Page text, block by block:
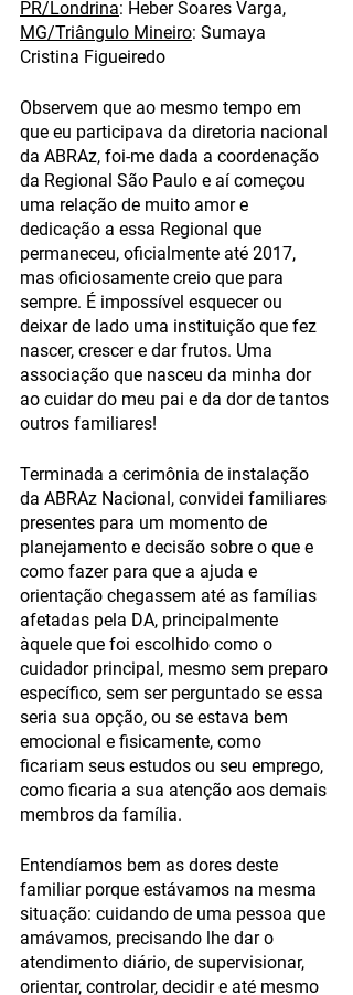
PR/Londrina: Heber Soares Varga,
MG/Triângulo Mineiro: Sumaya
Cristina Figueiredo
Observem que ao mesmo tempo em
que eu participava da diretoria nacional
da ABRAz, foi-me dada a coordenação
da Regional São Paulo e aí começou
uma relação de muito amor e
dedicação a essa Regional que
permaneceu, oficialmente até 2017,
mas oficiosamente creio que para
sempre. É impossível esquecer ou
deixar de lado uma instituição que fez
nascer, crescer e dar frutos. Uma
associação que nasceu da minha dor
ao cuidar do meu pai e da dor de tantos
outros familiares!
Terminada a cerimônia de instalação
da ABRAz Nacional, convidei familiares
presentes para um momento de
planejamento e decisão sobre o que e
como fazer para que a ajuda e
orientação chegassem até as famílias
afetadas pela DA, principalmente
àquele que foi escolhido como o
cuidador principal, mesmo sem preparo
específico, sem ser perguntado se essa
seria sua opção, ou se estava bem
emocional e fisicamente, como
ficariam seus estudos ou seu emprego,
como ficaria a sua atenção aos demais
membros da família.
Entendíamos bem as dores deste
familiar porque estávamos na mesma
situação: cuidando de uma pessoa que
amávamos, precisando lhe dar o
atendimento diário, de supervisionar,
orientar, controlar, decidir e até mesmo